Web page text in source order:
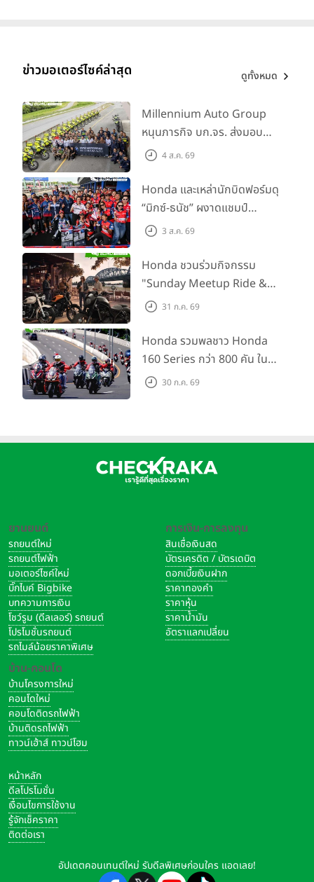
ข่าวมอเตอร์ไซค์ล่าสุด ดูทั้งหมด
Millennium Auto Group
หนุนภารกิจ บก.จร. ส่งมอบ
BMW R 1300 GS และ F 900
พร้อม ยกระดับทักษะการขับขี่
เสริมศักยภาพตำรวจจราจร
4 ส.ค. 69
Honda และเหล่านักบิดฟอร์มดุ
“มิกซ์-ธนัช” ผงาดแชมป์
SS600 2 สนามติด “ข้าวกล้อง”
สนาม 2
3 ส.ค. 69
Honda ชวนร่วมกิจกรรม
"Sunday Meetup Ride &
Soul" จิบกาแฟ พูดคุย แลก
กัน 16 ส.ค. นี้
31 ก.ค. 69
Honda รวมพลชาว Honda
160 Series กว่า 800 คัน ใน
งาน “THE ONE-SIXTI-ER ตัว
30 ก.ค. 69
ยานยนต์
รถยนต์ใหม่
รถยนต์ไฟฟ้า
มอเตอร์ไซค์ใหม่
บิ๊กไบค์ Bigbike
บทความการเงิน
โชว์รูม (ดีลเลอร์) รถยนต์
โปรโมชั่นรถยนต์
รถไมล์น้อยราคาพิเศษ
บ้าน-คอนโด
บ้านโครงการใหม่
คอนโดใหม่
คอนโดติดรถไฟฟ้า
บ้านติดรถไฟฟ้า
ทาวน์เฮ้าส์ ทาวน์โฮม
การเงิน-การลงทุน
สินเชื่อเงินสด
บัตรเครดิต / บัตรเดบิต
ดอกเบี้ยเงินฝาก
ราคาทองคำ
ราคาหุ้น
ราคาน้ำมัน
อัตราแลกเปลี่ยน
หน้าหลัก
ดีลโปรโมชั่น
เงื่อนไขการใช้งาน
รู้จักเช็คราคา
ติดต่อเรา
อัปเดตคอนเทนต์ใหม่ รับดีลพิเศษก่อนใคร แอดเลย!